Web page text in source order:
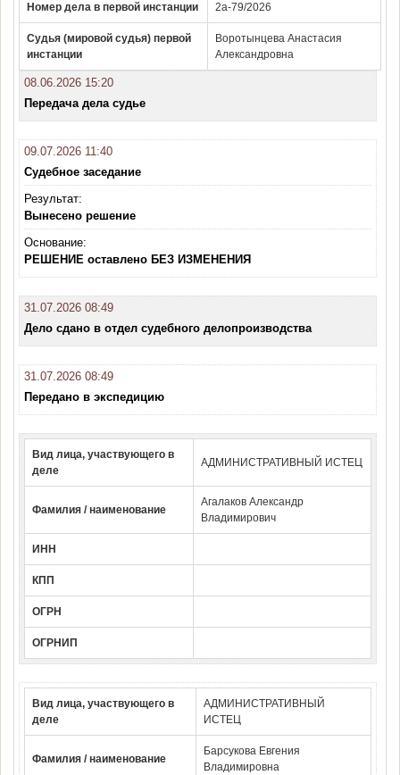
Номер дела в первой инстанции 2а-79/2026
Судья (мировой судья) первой
инстанции
Воротынцева Анастасия
Александровна
08.06.2026 15:20
Передача дела судье
09.07.2026 11:40
Судебное заседание
Результат:
Вынесено решение
Основание:
РЕШЕНИЕ оставлено БЕЗ ИЗМЕНЕНИЯ
31.07.2026 08:49
Дело сдано в отдел судебного делопроизводства
31.07.2026 08:49
Передано в экспедицию
Вид лица, участвующего в
деле
АДМИНИСТРАТИВНЫЙ ИСТЕЦ
Фамилия / наименование
Агалаков Александр
Владимирович
ИНН
КПП
ОГРН
ОГРНИП
Вид лица, участвующего в
деле
АДМИНИСТРАТИВНЫЙ
ИСТЕЦ
Фамилия / наименование
Барсукова Евгения
Владимировна